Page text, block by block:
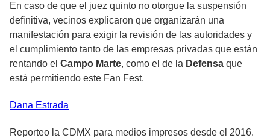
En caso de que el juez quinto no otorgue la suspensión
definitiva, vecinos explicaron que organizarán una
manifestación para exigir la revisión de las autoridades y
el cumplimiento tanto de las empresas privadas que están
rentando el Campo Marte, como el de la Defensa que
está permitiendo este Fan Fest.
Dana Estrada
Reporteo la CDMX para medios impresos desde el 2016.